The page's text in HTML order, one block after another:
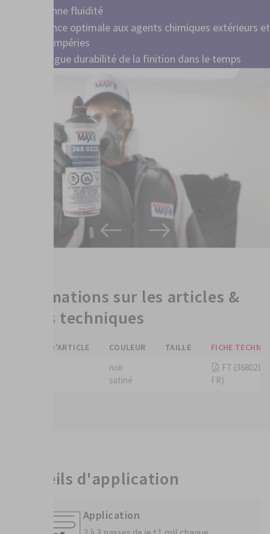
Très bonne fluidité
Résistance optimale aux agents chimiques extérieurs et
aux intempéries
Très longue durabilité de la finition dans le temps
Informations sur les articles &
fiches techniques
NUMÉRO D'ARTICLE COULEUR TAILLE FICHE
noir
satiné
FT (3680212,
FR)
Conseils d'application
Application